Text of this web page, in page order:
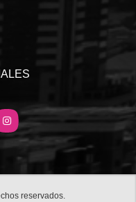
reservados.